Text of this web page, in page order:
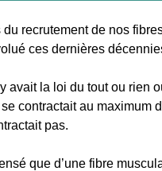
du recrutement de nos
ces dernières
avait la loi du tout ou rien
se contractait au maximum
pas.
que d’une fibre